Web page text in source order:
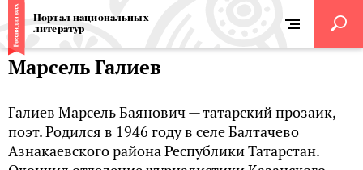
Портал национальных
литератур
Марсель Галиев
Галиев Марсель Баянович — татарский прозаик,
поэт. Родился в 1946 году в селе Балтачево
Азнакаевского района Республики Татарстан.